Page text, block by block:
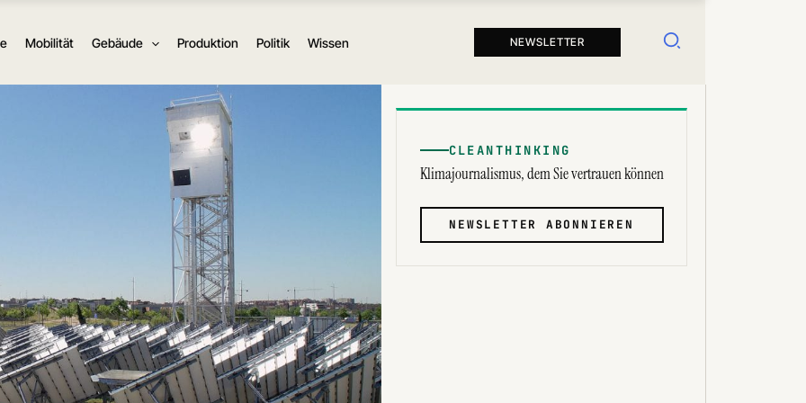
Mobilität Gebäude Produktion Politik Wissen NEWSLETTER Suchen
CLEANTHINKING
Klimajournalismus, dem Sie vertrauen können
NEWSLETTER ABONNIEREN